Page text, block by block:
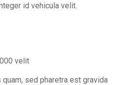
id vehicula velit.
velit
sed pharetra est gravida